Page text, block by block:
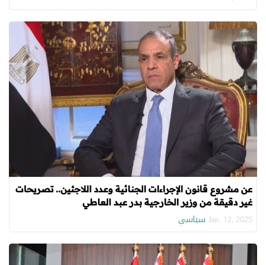
عن مشروع قانون الإجراءات الجنائية وعدد اللاجئين.. تصريحات
غير دقيقة من وزير الخارجية بدر عبد العاطي
Jan. 12, 2025 سياسي